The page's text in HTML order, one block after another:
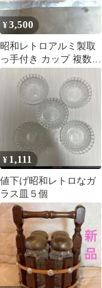
¥3,500
昭和レトロアルミ製取
っ手付き カップ 複数セ
ット
¥ 1,111
値下げ昭和レトロなガ
ラス皿５個